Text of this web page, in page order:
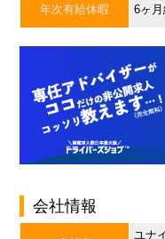
年次有給休暇 6ヶ
会社情報
ユナ